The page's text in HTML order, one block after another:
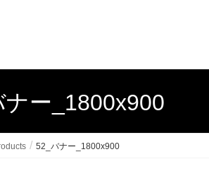
ナー_1800x900
52_バナー_1800x900